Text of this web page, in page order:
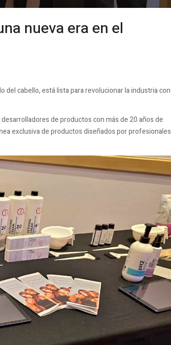
nueva era en el
del cabello, está lista para revolucionar la industria con
de productos con más de 20 años de
exclusiva de productos diseñados por profesionales